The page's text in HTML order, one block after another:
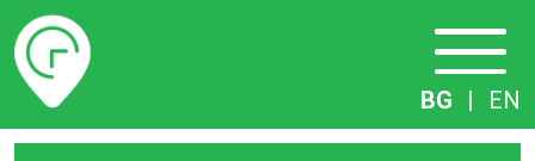
Разписание
BG | EN